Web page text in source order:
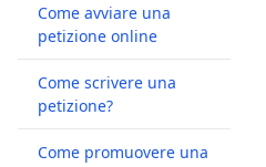
Come avviare una
petizione online
Come scrivere una
petizione?
Come promuovere una